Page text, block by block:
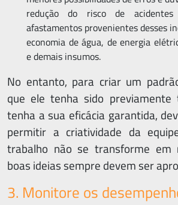
redução do risco de
afastamentos provenientes desses
economia de água, de energia
e demais insumos.
No entanto, para criar um
que ele tenha sido
tenha a sua eficácia garantida,
permitir a criatividade da
trabalho não se transforme em
boas ideias sempre devem ser
3. Monitore os